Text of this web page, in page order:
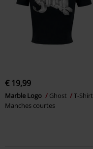
€ 19,99
Marble Logo Ghost
T-Shirt
Manches courtes